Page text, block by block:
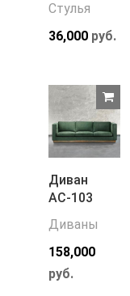
Стулья
36,000 руб.
Диван
АС-103
Диваны
158,000
руб.